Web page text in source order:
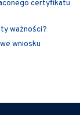
certyfikatu
ważności?
wniosku